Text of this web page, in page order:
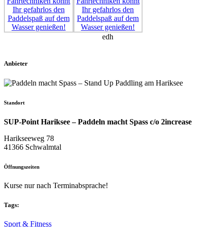
edh
Anbieter
Standort
SUP-Point Hariksee – Paddeln macht Spass c/o 2increase
Harikseeweg 78
41366 Schwalmtal
Öffnungszeiten
Kurse nur nach Terminabsprache!
Tags:
Sport & Fitness